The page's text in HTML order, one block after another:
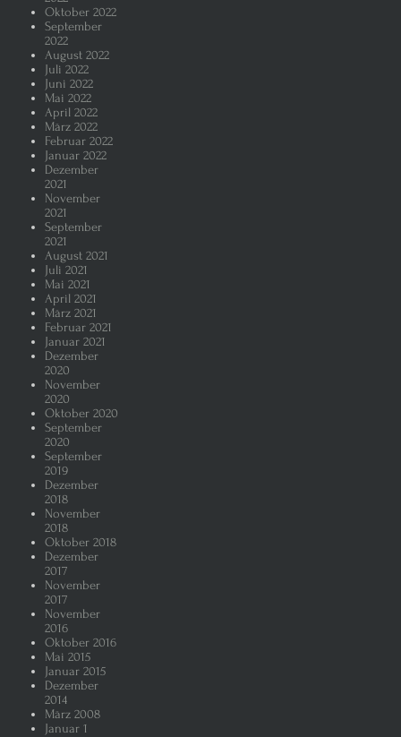
Oktober 2022
September
2022
August 2022
Juli 2022
Juni 2022
Mai 2022
April 2022
März 2022
Februar 2022
Januar 2022
Dezember
2021
November
2021
September
2021
August 2021
Juli 2021
Mai 2021
April 2021
März 2021
Februar 2021
Januar 2021
Dezember
2020
November
2020
Oktober 2020
September
2020
September
2019
Dezember
2018
November
2018
Oktober 2018
Dezember
2017
November
2017
November
2016
Oktober 2016
Mai 2015
Januar 2015
Dezember
2014
März 2008
Januar 1